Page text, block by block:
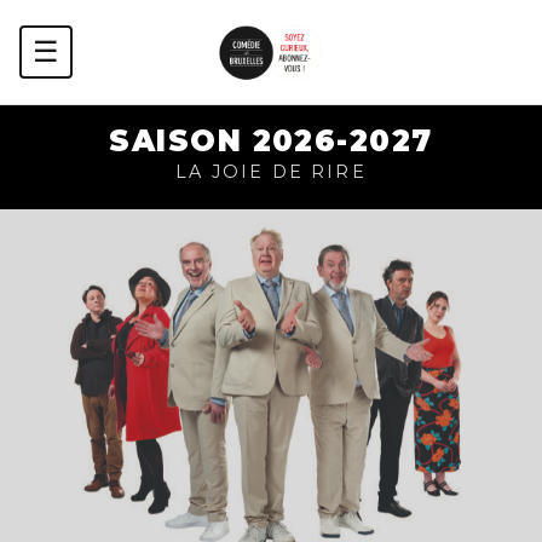
☰
SAISON 2026-2027
LA JOIE DE RIRE